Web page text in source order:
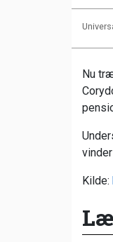
Nu
Kilde: